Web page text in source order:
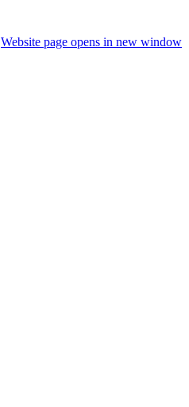
Website page opens in new window